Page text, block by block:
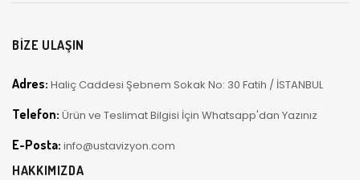
BİZE ULAŞIN
Adres: Haliç Caddesi Şebnem Sokak No: 30 Fatih / İSTANBUL
Telefon: Ürün ve Teslimat Bilgisi İçin Whatsapp'dan Yazınız
E-Posta: info@ustavizyon.com
HAKKIMIZDA